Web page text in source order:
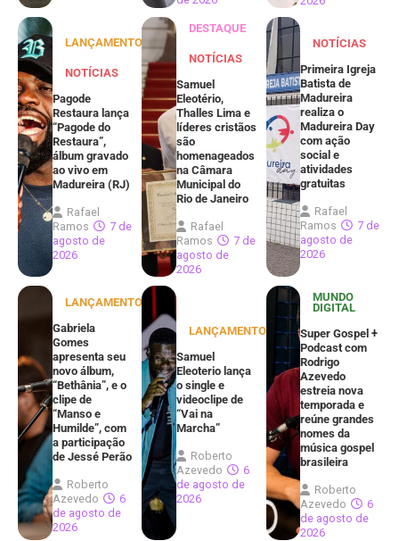
LANÇAMENTOS
NOTÍCIAS
Pagode
Restaura lança
“Pagode do
Restaura”,
álbum gravado
ao vivo em
Madureira (RJ)
Rafael
Ramos
7 de
agosto de
2026
DESTAQUE
NOTÍCIAS
Samuel
Eleotério,
Thalles Lima e
líderes cristãos
são
homenageados
na Câmara
Municipal do
Rio de Janeiro
Rafael
Ramos
7 de
agosto de
2026
NOTÍCIAS
Primeira Igreja
Batista de
Madureira
realiza o
Madureira Day
com ação
social e
atividades
gratuitas
Rafael
Ramos
7 de
agosto de
2026
LANÇAMENTOS
Gabriela
Gomes
apresenta seu
novo álbum,
“Bethânia”, e o
clipe de
“Manso e
Humilde”, com
a participação
de Jessé Perão
Roberto
Azevedo
6
de agosto de
2026
LANÇAMENTOS
Samuel
Eleoterio lança
o single e
videoclipe de
“Vai na
Marcha”
Roberto
Azevedo
6
de agosto de
2026
MUNDO
DIGITAL
Super Gospel +
Podcast com
Rodrigo
Azevedo
estreia nova
temporada e
reúne grandes
nomes da
música gospel
brasileira
Roberto
Azevedo
6
de agosto de
2026